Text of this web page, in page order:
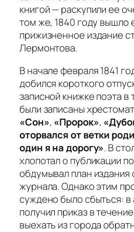
книгой — раскупили ее
том же, 1840 году вышло
прижизненное издание
Лермонтова.
В начале февраля 1841
добился короткого
записной книжке поэта
были записаны
«Сон», «Пророк»,
оторвался от ветки
один я на дорогу». В
хлопотал о публикации
обдумывал план издания
журнала. Однако этим
суждено было сбыться: в
получил приказ в
выехать из города